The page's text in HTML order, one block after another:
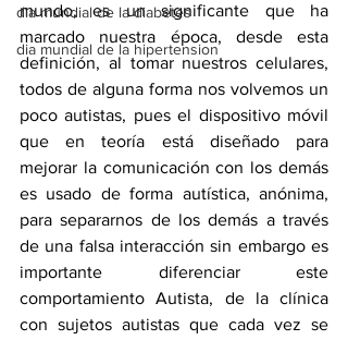
dia mundial de la diabetes
dia mundial de la hipertension
mundo, es un significante que ha
marcado nuestra época, desde esta
definición, al tomar nuestros celulares,
todos de alguna forma nos volvemos un
poco autistas, pues el dispositivo móvil
que en teoría está diseñado para
mejorar la comunicación con los demás
es usado de forma autística, anónima,
para separarnos de los demás a través
de una falsa interacción sin embargo es
importante diferenciar este
comportamiento Autista, de la clínica
con sujetos autistas que cada vez se